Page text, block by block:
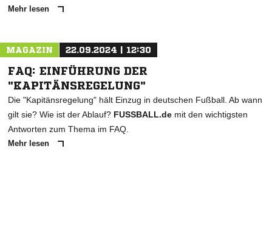
Mehr lesen
MAGAZIN 22.09.2024 | 12:30
FAQ: EINFÜHRUNG DER
"KAPITÄNSREGELUNG"
Die "Kapitänsregelung" hält Einzug in deutschen Fußball. Ab wann
gilt sie? Wie ist der Ablauf? FUSSBALL.de mit den wichtigsten
Antworten zum Thema im FAQ.
Mehr lesen